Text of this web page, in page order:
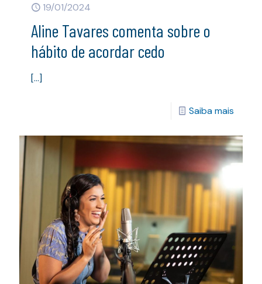
19/01/2024
Aline Tavares comenta sobre o
hábito de acordar cedo
[…]
Saiba mais